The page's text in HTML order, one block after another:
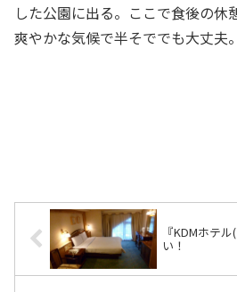
した公園に出る。ここで食後の休
爽やかな気候で半そででも大丈夫。
『KDMホテ
い！